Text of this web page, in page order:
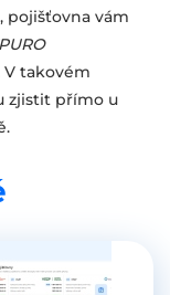
pojišťovna vám
V takovém
zjistit přímo u